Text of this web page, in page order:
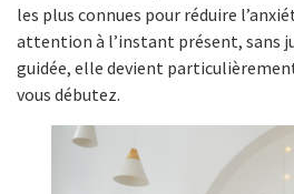
les plus connues pour réduire
attention à l’instant présent, sans
guidée, elle devient
vous débutez.